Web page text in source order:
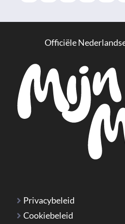
Officiële
Privacybeleid
Cookiebeleid